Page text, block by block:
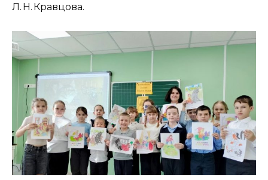
Л. Н. Кравцова.